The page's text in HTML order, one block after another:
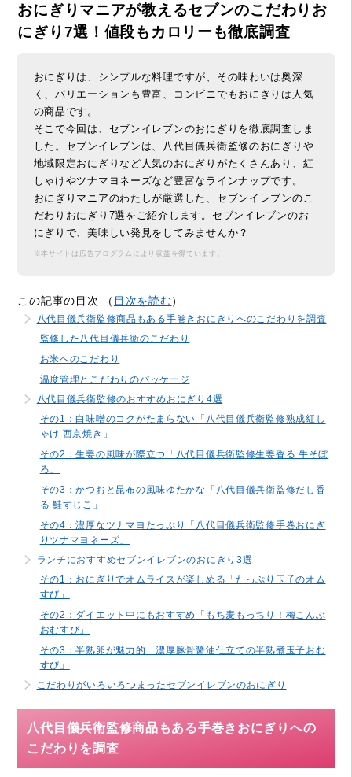
おにぎりマニアが教えるセブンのこだわりお
にぎり7選！値段もカロリーも徹底調査
おにぎりは、シンプルな料理ですが、その味わいは奥深
く、バリエーションも豊富、コンビニでもおにぎりは人気
の商品です。
そこで今回は、セブンイレブンのおにぎりを徹底調査しま
した。セブンイレブンは、八代目儀兵衛監修のおにぎりや
地域限定おにぎりなど人気のおにぎりがたくさんあり、紅
しゃけやツナマヨネーズなど豊富なラインナップです。
おにぎりマニアのわたしが厳選した、セブンイレブンのこ
だわりおにぎり7選をご紹介します。セブンイレブンのお
にぎりで、美味しい発見をしてみませんか？
※本サイトは広告プログラムにより収益を得ています。
この記事の目次 （ 目次を読む）
八代目儀兵衛監修商品もある手巻きおにぎりへのこだわりを調査
監修した八代目儀兵衛のこだわり
お米へのこだわり
温度管理とこだわりのパッケージ
八代目儀兵衛監修のおすすめおにぎり4選
その1：白味噌のコクがたまらない「八代目儀兵衛監修熟成紅し
ゃけ 西京焼き」
その2：生姜の風味が際立つ「八代目儀兵衛監修生姜香る 牛そぼ
ろ」
その3：かつおと昆布の風味ゆたかな「八代目儀兵衛監修だし香
る 鮭すじこ」
その4：濃厚なツナマヨたっぷり「八代目儀兵衛監修手巻おにぎ
りツナマヨネーズ」
ランチにおすすめセブンイレブンのおにぎり3選
その1：おにぎりでオムライスが楽しめる「たっぷり玉子のオム
すび」
その2：ダイエット中にもおすすめ「もち麦もっちり！梅こんぶ
おむすび」
その3：半熟卵が魅力的「濃厚豚骨醤油仕立ての半熟煮玉子おむ
すび」
こだわりがいろいろつまったセブンイレブンのおにぎり
八代目儀兵衛監修商品もある手巻きおにぎりへの
こだわりを調査